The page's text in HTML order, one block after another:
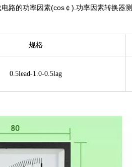
路的功率因素(cos￠).功率因素转换器
规格
0.5lead-1.0-0.5lag